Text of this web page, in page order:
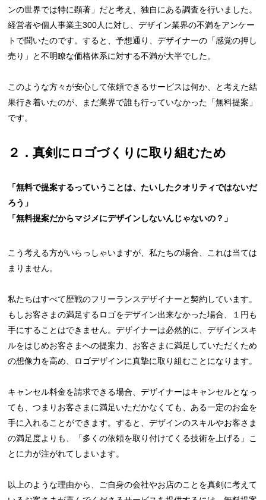
ンの世界では特に顕著」だと考え、独自にある調査を行いました。
経営者や個人事業主300人に対し、デザイン業界の不満をアンケー
トで聞いたのです。すると、予想通り、デザイナーの「感覚の押し
売り」と不明瞭な価格体系に対する不満が大半でした。
このような方々が安心して依頼できるサービスは何か、と考えた結
果行き着いたのが、まだ業界で誰も行っていなかった「無料提案」
です。
２．真剣にロゴづくりに取り組むため
「無料で提案するっていうことは、たいしたクオリティではないだ
ろう」
「無料提案だからマジメにデザインしないんじゃないの？」
こう考える方がいらっしゃいますが、私たちの場合、これは当ては
まりません。
私たちはすべて歴戦のフリーランスデザイナーと契約しています。
もしお客さまの満足するロゴをデザイン出来なかった場合、１円も
手にすることはできません。デザイナーは必然的に、デザインスキ
ルをはじめお客さまへの提案力、お客さまに満足していただくため
の想像力を高め、ロゴデザインに真摯に取り組むことになります。
キャンセル料金を請求できる場合、デザイナーはキャンセルとなっ
ても、つまりお客さまに満足いただかなくても、ある一定のお金を
手に入れることができます。すると、デザインのスキルやお客さま
の満足度よりも、「多くの依頼を取り付けてくる技術を上げる」こ
とに力が注がれてしまいます。
以上のような理由から、ご自身の会社やお店のことを真剣に考えて